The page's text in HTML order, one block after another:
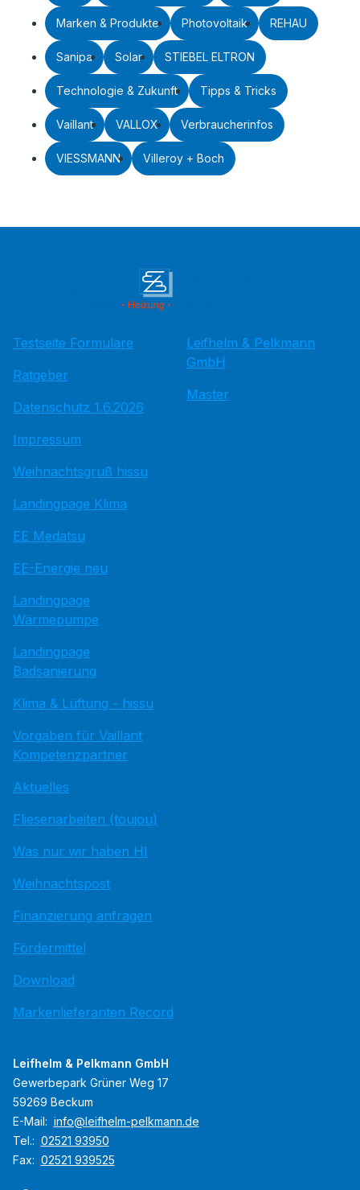
Marken & Produkte Photovoltaik REHAU
Sanipa Solar STIEBEL ELTRON
Technologie & Zukunft Tipps & Tricks
Vaillant VALLOX Verbraucherinfos
VIESSMANN Villeroy + Boch
Testseite Formulare
Ratgeber
Datenschutz 1.6.2026
Impressum
Weihnachtsgruß hissu
Landingpage Klima
EE Medatsu
EE-Energie neu
Landingpage
Wärmepumpe
Landingpage
Badsanierung
Klima & Lüftung - hissu
Vorgaben für Vaillant
Kompetenzpartner
Aktuelles
Fliesenarbeiten (toujou)
Was nur wir haben HI
Weihnachtspost
Finanzierung anfragen
Fördermittel
Download
Markenlieferanten Record
Leifhelm & Pelkmann
GmbH
Master
Leifhelm & Pelkmann GmbH
Gewerbepark Grüner Weg 17
59269 Beckum
E-Mail: info@leifhelm-pelkmann.de
Tel.: 02521 93950
Fax: 02521 939525